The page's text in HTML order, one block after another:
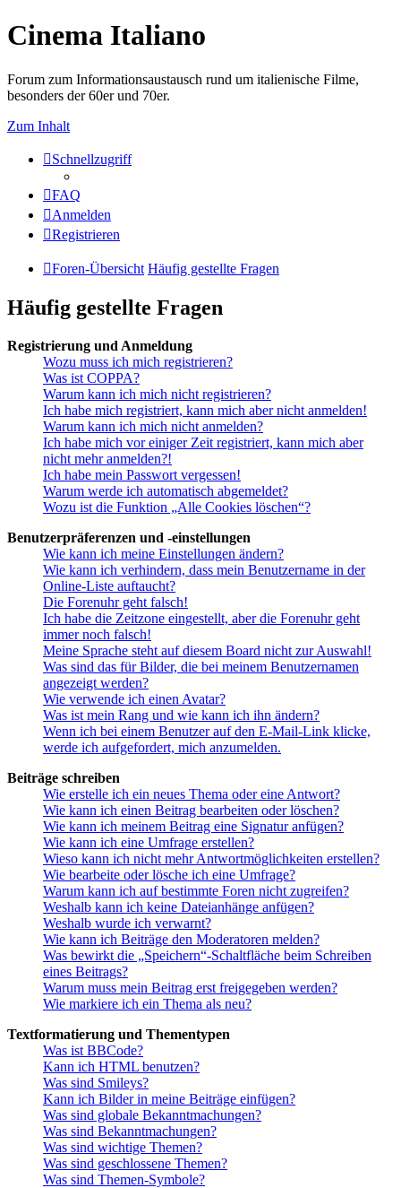
Cinema Italiano
Forum zum Informationsaustausch rund um italienische Filme,
besonders der 60er und 70er.
Zum Inhalt
Schnellzugriff
FAQ
Anmelden
Registrieren
Foren-Übersicht Häufig gestellte Fragen
Häufig gestellte Fragen
Registrierung und Anmeldung
Wozu muss ich mich registrieren?
Was ist COPPA?
Warum kann ich mich nicht registrieren?
Ich habe mich registriert, kann mich aber nicht anmelden!
Warum kann ich mich nicht anmelden?
Ich habe mich vor einiger Zeit registriert, kann mich aber
nicht mehr anmelden?!
Ich habe mein Passwort vergessen!
Warum werde ich automatisch abgemeldet?
Wozu ist die Funktion „Alle Cookies löschen“?
Benutzerpräferenzen und -einstellungen
Wie kann ich meine Einstellungen ändern?
Wie kann ich verhindern, dass mein Benutzername in der
Online-Liste auftaucht?
Die Forenuhr geht falsch!
Ich habe die Zeitzone eingestellt, aber die Forenuhr geht
immer noch falsch!
Meine Sprache steht auf diesem Board nicht zur Auswahl!
Was sind das für Bilder, die bei meinem Benutzernamen
angezeigt werden?
Wie verwende ich einen Avatar?
Was ist mein Rang und wie kann ich ihn ändern?
Wenn ich bei einem Benutzer auf den E-Mail-Link klicke,
werde ich aufgefordert, mich anzumelden.
Beiträge schreiben
Wie erstelle ich ein neues Thema oder eine Antwort?
Wie kann ich einen Beitrag bearbeiten oder löschen?
Wie kann ich meinem Beitrag eine Signatur anfügen?
Wie kann ich eine Umfrage erstellen?
Wieso kann ich nicht mehr Antwortmöglichkeiten erstellen?
Wie bearbeite oder lösche ich eine Umfrage?
Warum kann ich auf bestimmte Foren nicht zugreifen?
Weshalb kann ich keine Dateianhänge anfügen?
Weshalb wurde ich verwarnt?
Wie kann ich Beiträge den Moderatoren melden?
Was bewirkt die „Speichern“-Schaltfläche beim Schreiben
eines Beitrags?
Warum muss mein Beitrag erst freigegeben werden?
Wie markiere ich ein Thema als neu?
Textformatierung und Thementypen
Was ist BBCode?
Kann ich HTML benutzen?
Was sind Smileys?
Kann ich Bilder in meine Beiträge einfügen?
Was sind globale Bekanntmachungen?
Was sind Bekanntmachungen?
Was sind wichtige Themen?
Was sind geschlossene Themen?
Was sind Themen-Symbole?